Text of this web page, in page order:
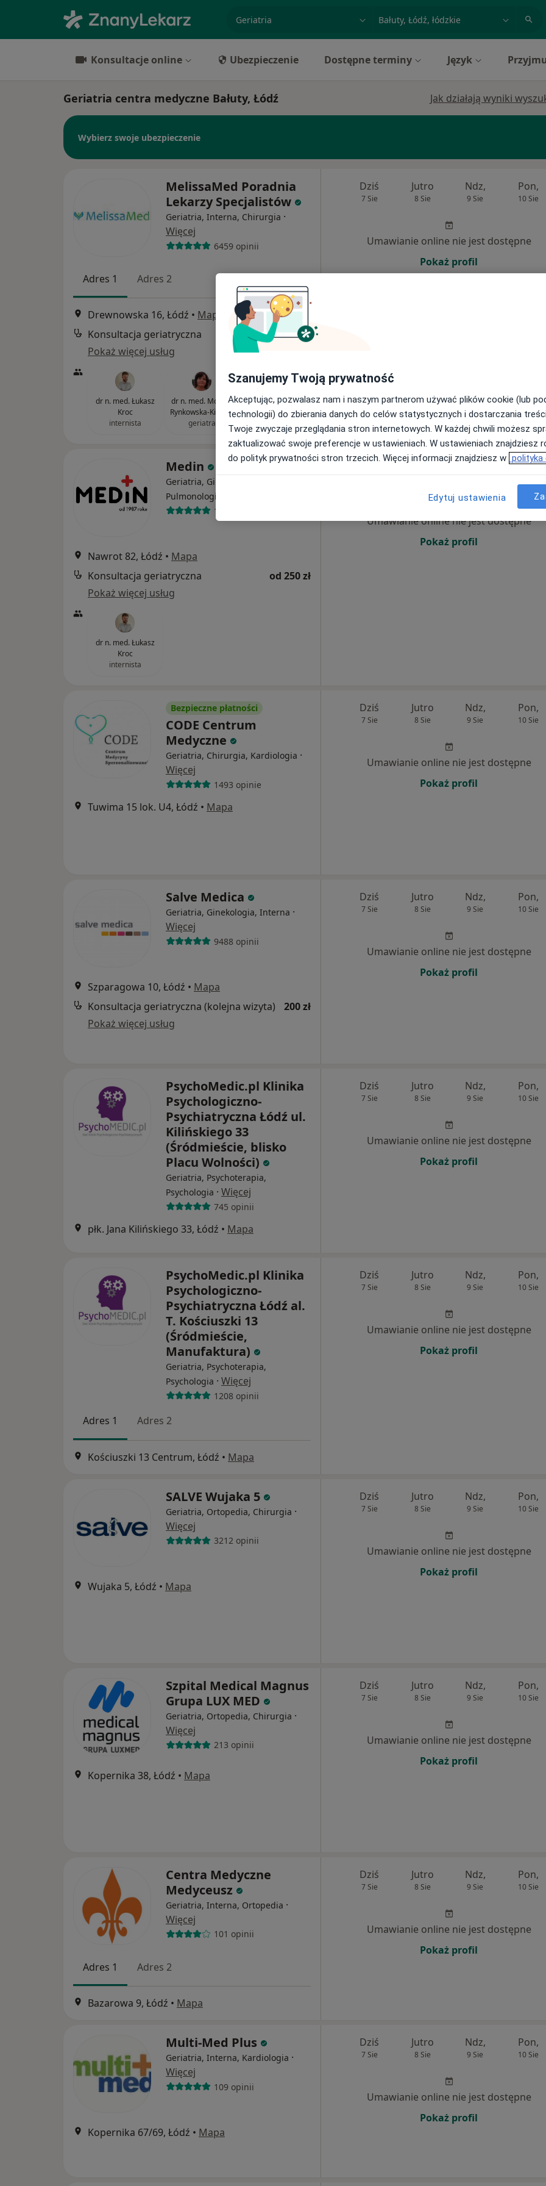
miasto lub dzielnica
Konsultacje online Ubezpieczenie Dostępne terminy Język
Geriatria centra medyczne Bałuty, Łódź Jak działają wyniki
Wybierz swoje ubezpieczenie
MelissaMed Poradnia
Lekarzy Specjalistów
Geriatria, Interna, Chirurgia ·
Więcej
6459 opinii
Adres 1 Adres 2
Drewnowska 16, Łódź • Mapa
Konsultacja geriatryczna
200 zł
Pokaż więcej usług
dr n. med. Łukasz
Kroc
internista
dr n. med. Monika
Rynkowska-Kidawa
geriatra
Dziś
7 Sie
Jutro
8 Sie
Ndz,
9 Sie
Pon,
10 Sie
Umawianie online nie jest dostępne
Pokaż profil
Medin
Geriatria, Ginekologia,
Pulmonologia
1399 opinii
Nawrot 82, Łódź • Mapa
Konsultacja geriatryczna
od 250 zł
Pokaż więcej usług
dr n. med. Łukasz
Kroc
internista
Ndz, Pon,
Umawianie online nie jest dostępne
Pokaż profil
Bezpieczne płatności
CODE Centrum
Medyczne
Geriatria, Chirurgia, Kardiologia ·
Więcej
1493 opinie
Tuwima 15 lok. U4, Łódź • Mapa
Dziś
7 Sie
Jutro
8 Sie
Ndz,
9 Sie
Pon,
10 Sie
Umawianie online nie jest dostępne
Pokaż profil
Salve Medica
Geriatria, Ginekologia, Interna ·
Więcej
9488 opinii
Szparagowa 10, Łódź • Mapa
Konsultacja geriatryczna (kolejna wizyta)
200 zł
Pokaż więcej usług
Dziś
7 Sie
Jutro
8 Sie
Ndz,
9 Sie
Pon,
10 Sie
Umawianie online nie jest dostępne
Pokaż profil
PsychoMedic.pl Klinika
Psychologiczno-
Psychiatryczna Łódź ul.
Kilińskiego 33
(Śródmieście, blisko
Placu Wolności)
Geriatria, Psychoterapia,
Psychologia · Więcej
745 opinii
płk. Jana Kilińskiego 33, Łódź • Mapa
Dziś
7 Sie
Jutro
8 Sie
Ndz,
9 Sie
Pon,
10 Sie
Umawianie online nie jest dostępne
Pokaż profil
PsychoMedic.pl Klinika
Psychologiczno-
Psychiatryczna Łódź al.
T. Kościuszki 13
(Śródmieście,
Manufaktura)
Geriatria, Psychoterapia,
Psychologia · Więcej
1208 opinii
Adres 1 Adres 2
Kościuszki 13 Centrum, Łódź • Mapa
Dziś
7 Sie
Jutro
8 Sie
Ndz,
9 Sie
Pon,
10 Sie
Umawianie online nie jest dostępne
Pokaż profil
SALVE Wujaka 5
Geriatria, Ortopedia, Chirurgia ·
Więcej
3212 opinii
Wujaka 5, Łódź • Mapa
Dziś
7 Sie
Jutro
8 Sie
Ndz,
9 Sie
Pon,
10 Sie
Umawianie online nie jest dostępne
Pokaż profil
Szpital Medical Magnus
Grupa LUX MED
Geriatria, Ortopedia, Chirurgia ·
Więcej
213 opinii
Kopernika 38, Łódź • Mapa
Dziś
7 Sie
Jutro
8 Sie
Ndz,
9 Sie
Pon,
10 Sie
Umawianie online nie jest dostępne
Pokaż profil
Centra Medyczne
Medyceusz
Geriatria, Interna, Ortopedia ·
Więcej
101 opinii
Adres 1 Adres 2
Bazarowa 9, Łódź • Mapa
Dziś
7 Sie
Jutro
8 Sie
Ndz,
9 Sie
Pon,
10 Sie
Umawianie online nie jest dostępne
Pokaż profil
Multi-Med Plus
Geriatria, Interna, Kardiologia ·
Więcej
109 opinii
Kopernika 67/69, Łódź • Mapa
Dziś
7 Sie
Jutro
8 Sie
Ndz,
9 Sie
Pon,
10 Sie
Umawianie online nie jest dostępne
Pokaż profil
Szanujemy Twoją prywatność
Akceptując, pozwalasz nam i naszym partnerom używać plików cookie (lub
technologii) do zbierania danych do celów statystycznych i dostarczania
Twoje zwyczaje przeglądania stron internetowych. W każdej chwili możesz
zaktualizować swoje preferencje w ustawieniach. W ustawieniach znajdziesz
do polityk prywatności stron trzecich. Więcej informacji znajdziesz w polityka
Edytuj ustawienia